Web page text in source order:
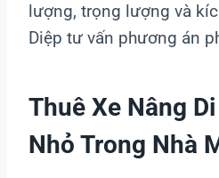
lượng, trọng lượng và
Diệp tư vấn phương án
Thuê Xe Nâng
Nhỏ Trong Nhà